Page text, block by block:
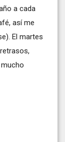
a cada
así me
El martes